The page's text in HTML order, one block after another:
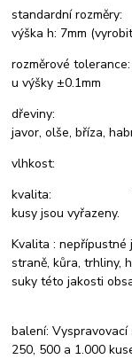
standardní rozměry:
výška h: 7mm
rozměrové
u výšky ±0.1mm
dřeviny: smrk,
javor, olše, bříza,
vlhkost:
kvalita:
kusy jsou vyřazeny.
Kvalita : nepřípustné
straně, kůra, trhliny,
suky této jakosti
balení: Vyspravovací
250, 500 a 1.000